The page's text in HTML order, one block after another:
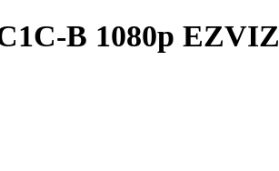
B 1080p EZVIZ